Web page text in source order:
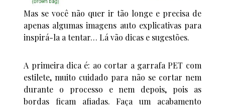
Mas se você não quer ir tão longe e precisa de
apenas algumas imagens auto explicativas para
inspirá-la a tentar… Lá vão dicas e sugestões.
A primeira dica é: ao cortar a garrafa PET com
estilete, muito cuidado para não se cortar nem
durante o processo e nem depois, pois as
bordas ficam afiadas. Faça um acabamento